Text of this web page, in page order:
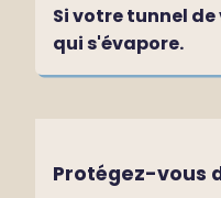
Si votre tunnel
qui s'évapore.
Protégez-vous